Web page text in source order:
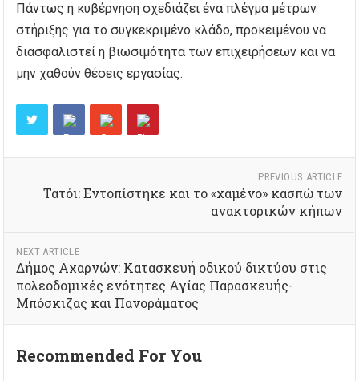
Πάντως η κυβέρνηση σχεδιάζει ένα πλέγμα μέτρων
στήριξης για το συγκεκριμένο κλάδο, προκειμένου να
διασφαλιστεί η βιωσιμότητα των επιχειρήσεων και να
μην χαθούν θέσεις εργασίας.
PREVIOUS ARTICLE
Τατόι: Εντοπίστηκε και το «χαμένο» κασπώ των
ανακτορικών κήπων
NEXT ARTICLE
Δήμος Αχαρνών: Κατασκευή οδικού δικτύου στις
πολεοδομικές ενότητες Αγίας Παρασκευής-
Μπόσκιζας και Πανοράματος
Recommended For You